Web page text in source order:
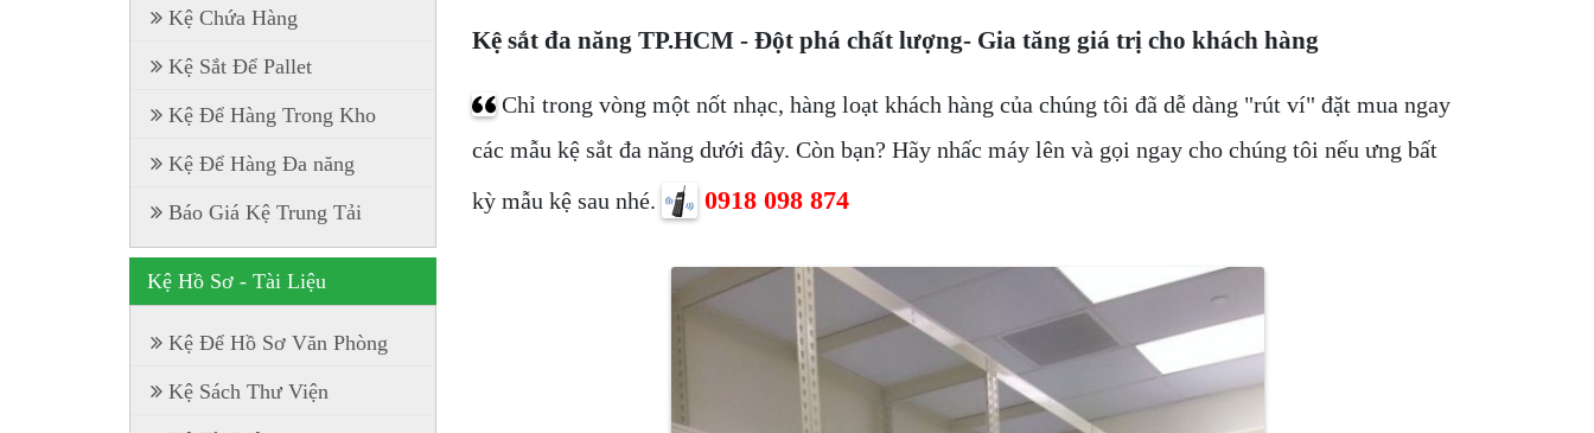
Kệ sắt đa năng TP.HCM - Đột phá chất lượng- Gia tăng giá trị cho khách hàng
Chỉ trong vòng một nốt nhạc, hàng loạt khách hàng của chúng tôi đã dễ dàng "rút ví" đặt mua ngay
các mẫu kệ sắt đa năng dưới đây. Còn bạn? Hãy nhấc máy lên và gọi ngay cho chúng tôi nếu ưng bất
kỳ mẫu kệ sau nhé. 0918 098 874
Kệ Chứa Hàng
Kệ Sắt Để Pallet
Kệ Để Hàng Trong Kho
Kệ Để Hàng Đa năng
Báo Giá Kệ Trung Tải
Kệ Hồ Sơ - Tài Liệu
Kệ Để Hồ Sơ Văn Phòng
Kệ Sách Thư Viện